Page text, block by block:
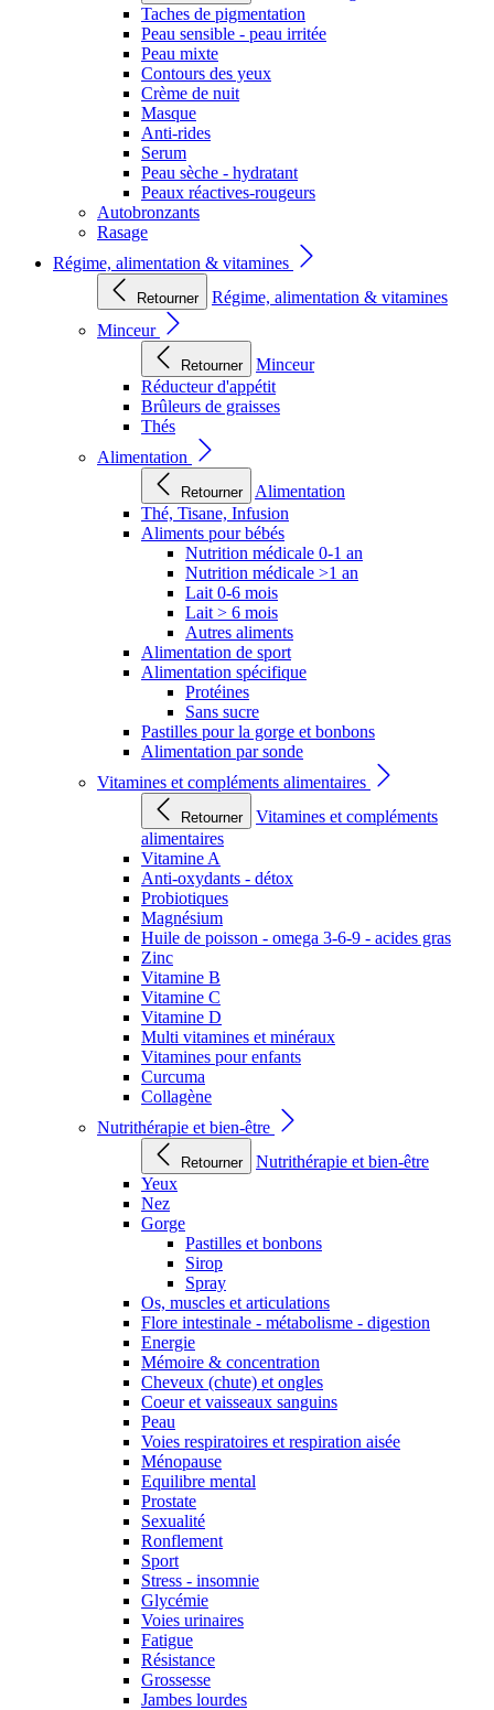
Taches de pigmentation
Peau sensible - peau irritée
Peau mixte
Contours des yeux
Crème de nuit
Masque
Anti-rides
Serum
Peau sèche - hydratant
Peaux réactives-rougeurs
Autobronzants
Rasage
Régime, alimentation & vitamines
Retourner
Régime, alimentation & vitamines
Minceur
Retourner
Minceur
Réducteur d'appétit
Brûleurs de graisses
Thés
Alimentation
Retourner
Alimentation
Thé, Tisane, Infusion
Aliments pour bébés
Nutrition médicale 0-1 an
Nutrition médicale >1 an
Lait 0-6 mois
Lait > 6 mois
Autres aliments
Alimentation de sport
Alimentation spécifique
Protéines
Sans sucre
Pastilles pour la gorge et bonbons
Alimentation par sonde
Vitamines et compléments alimentaires
Retourner
Vitamines et compléments
alimentaires
Vitamine A
Anti-oxydants - détox
Probiotiques
Magnésium
Huile de poisson - omega 3-6-9 - acides gras
Zinc
Vitamine B
Vitamine C
Vitamine D
Multi vitamines et minéraux
Vitamines pour enfants
Curcuma
Collagène
Nutrithérapie et bien-être
Retourner
Nutrithérapie et bien-être
Yeux
Nez
Gorge
Pastilles et bonbons
Sirop
Spray
Os, muscles et articulations
Flore intestinale - métabolisme - digestion
Energie
Mémoire & concentration
Cheveux (chute) et ongles
Coeur et vaisseaux sanguins
Peau
Voies respiratoires et respiration aisée
Ménopause
Equilibre mental
Prostate
Sexualité
Ronflement
Sport
Stress - insomnie
Glycémie
Voies urinaires
Fatigue
Résistance
Grossesse
Jambes lourdes